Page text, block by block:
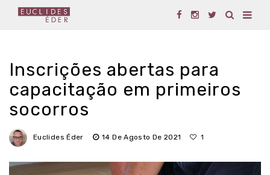
Inscrições abertas para
capacitação em primeiros
socorros
Euclides Éder 14 De Agosto De 2021 1
Tocador